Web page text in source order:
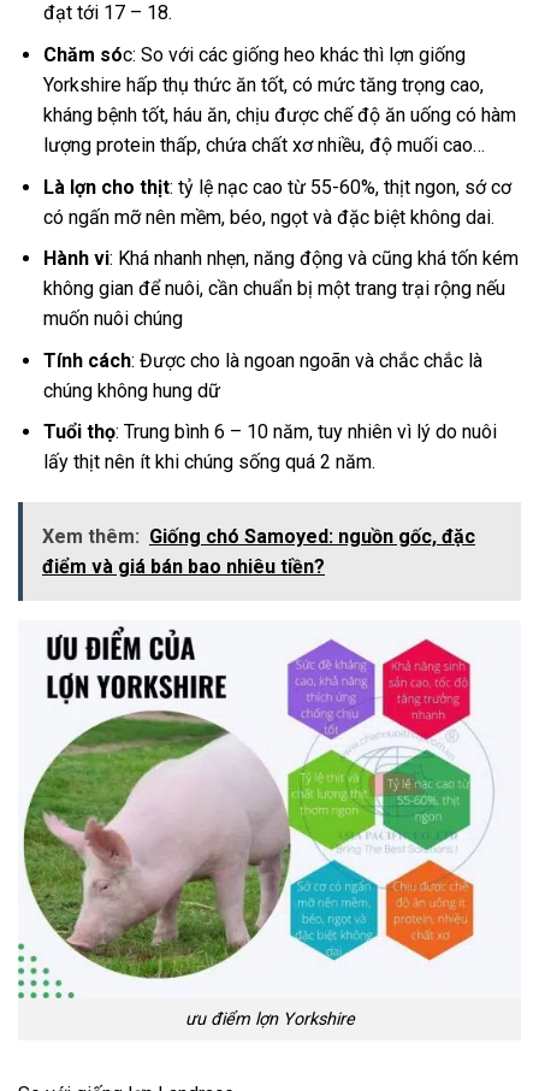
đạt tới 17 – 18.
Chăm sóc: So với các giống heo khác thì lợn giống
Yorkshire hấp thụ thức ăn tốt, có mức tăng trọng cao,
kháng bệnh tốt, háu ăn, chịu được chế độ ăn uống có hàm
lượng protein thấp, chứa chất xơ nhiều, độ muối cao…
Là lợn cho thịt: tỷ lệ nạc cao từ 55-60%, thịt ngon, sớ cơ
có ngấn mỡ nên mềm, béo, ngọt và đặc biệt không dai.
Hành vi: Khá nhanh nhẹn, năng động và cũng khá tốn kém
không gian để nuôi, cần chuẩn bị một trang trại rộng nếu
muốn nuôi chúng
Tính cách: Được cho là ngoan ngoãn và chắc chắc là
chúng không hung dữ
Tuổi thọ: Trung bình 6 – 10 năm, tuy nhiên vì lý do nuôi
lấy thịt nên ít khi chúng sống quá 2 năm.
Xem thêm: Giống chó Samoyed: nguồn gốc, đặc
điểm và giá bán bao nhiêu tiền?
ưu điểm lợn Yorkshire